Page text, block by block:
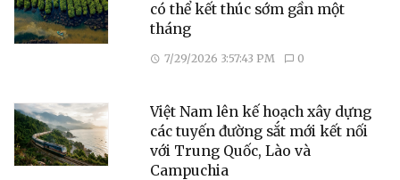
có thể kết thúc sớm gần một
tháng
7/29/2026 3:57:43 PM 0
Việt Nam lên kế hoạch xây dựng
các tuyến đường sắt mới kết nối
với Trung Quốc, Lào và
Campuchia